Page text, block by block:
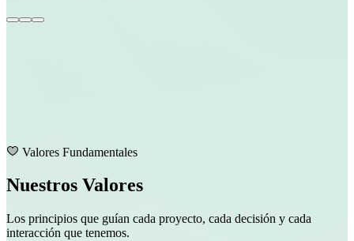
Valores Fundamentales
Nuestros Valores
Los principios que guían cada proyecto, cada decisión y cada
interacción que tenemos.